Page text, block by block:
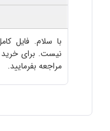
با سلام. فایل
نیست. برای
مراجعه بفرمایید.